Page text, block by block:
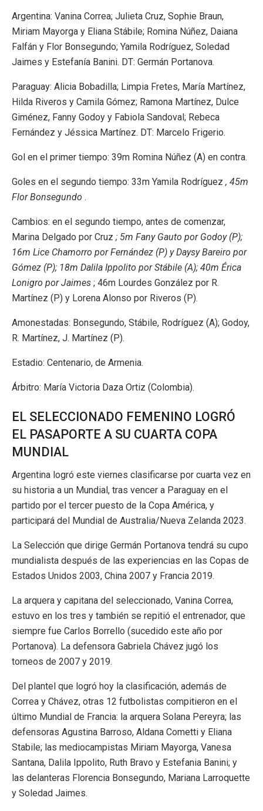
Argentina: Vanina Correa; Julieta Cruz, Sophie Braun,
Miriam Mayorga y Eliana Stábile; Romina Núñez, Daiana
Falfán y Flor Bonsegundo; Yamila Rodríguez, Soledad
Jaimes y Estefanía Banini. DT: Germán Portanova.
Paraguay: Alicia Bobadilla; Limpia Fretes, María Martínez,
Hilda Riveros y Camila Gómez; Ramona Martínez, Dulce
Giménez, Fanny Godoy y Fabiola Sandoval; Rebeca
Fernández y Jéssica Martínez. DT: Marcelo Frigerio.
Gol en el primer tiempo: 39m Romina Núñez (A) en contra.
Goles en el segundo tiempo: 33m Yamila Rodríguez , 45m
Flor Bonsegundo .
Cambios: en el segundo tiempo, antes de comenzar,
Marina Delgado por Cruz ; 5m Fany Gauto por Godoy (P);
16m Lice Chamorro por Fernández (P) y Daysy Bareiro por
Gómez (P); 18m Dalila Ippolito por Stábile (A); 40m Érica
Lonigro por Jaimes ; 46m Lourdes González por R.
Martínez (P) y Lorena Alonso por Riveros (P).
Amonestadas: Bonsegundo, Stábile, Rodríguez (A); Godoy,
R. Martínez, J. Martínez (P).
Estadio: Centenario, de Armenia.
Árbitro: María Victoria Daza Ortiz (Colombia).
EL SELECCIONADO FEMENINO LOGRÓ
EL PASAPORTE A SU CUARTA COPA
MUNDIAL
Argentina logró este viernes clasificarse por cuarta vez en
su historia a un Mundial, tras vencer a Paraguay en el
partido por el tercer puesto de la Copa América, y
participará del Mundial de Australia/Nueva Zelanda 2023.
La Selección que dirige Germán Portanova tendrá su cupo
mundialista después de las experiencias en las Copas de
Estados Unidos 2003, China 2007 y Francia 2019.
La arquera y capitana del seleccionado, Vanina Correa,
estuvo en los tres y también se repitió el entrenador, que
siempre fue Carlos Borrello (sucedido este año por
Portanova). La defensora Gabriela Chávez jugó los
torneos de 2007 y 2019.
Del plantel que logró hoy la clasificación, además de
Correa y Chávez, otras 12 futbolistas compitieron en el
último Mundial de Francia: la arquera Solana Pereyra; las
defensoras Agustina Barroso, Aldana Cometti y Eliana
Stabile; las mediocampistas Miriam Mayorga, Vanesa
Santana, Dalila Ippolito, Ruth Bravo y Estefania Banini; y
las delanteras Florencia Bonsegundo, Mariana Larroquette
y Soledad Jaimes.